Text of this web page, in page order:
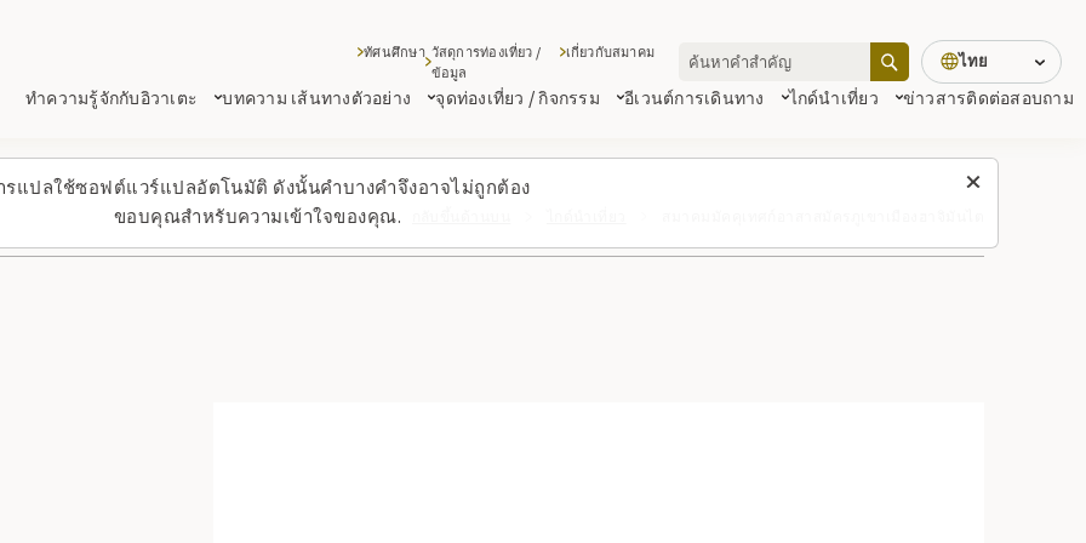
รแปลใช้ซอฟต์แวร์แปลอัตโนมัติ ดังนั้นคำบางคำจึงอาจไม่ถูกต้อง
ขอบคุณสำหรับความเข้าใจของคุณ.
ทำความรู้จักกับอิวาเตะ บทความ เส้นทางตัวอย่าง จุดท่องเที่ยว / กิจกรรม อีเวนต์การเดินทาง ไกด์นำเที่ยว ข่าวสารติดต่อสอบถาม
ทัศนศึกษา วัสดุการท่องเที่ยว /
ข้อมูล
เกี่ยวกับสมาคม ไทย